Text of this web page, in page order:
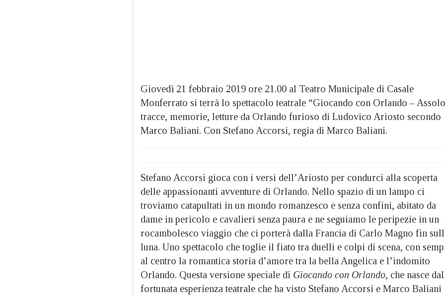
Giovedì 21 febbraio 2019 ore 21.00 al Teatro Municipale di Casale
Monferrato si terrà lo spettacolo teatrale “Giocando con Orlando –
tracce, memorie, letture da Orlando furioso di Ludovico Ariosto secondo
Marco Baliani. Con Stefano Accorsi, regia di Marco Baliani.
Stefano Accorsi gioca con i versi dell’Ariosto per condurci alla scoperta
delle appassionanti avventure di Orlando. Nello spazio di un lampo ci
troviamo catapultati in un mondo romanzesco e senza confini, abitato da
dame in pericolo e cavalieri senza paura e ne seguiamo le peripezie in un
rocambolesco viaggio che ci porterà dalla Francia di Carlo Magno fin
luna. Uno spettacolo che toglie il fiato tra duelli e colpi di scena, con
al centro la romantica storia d’amore tra la bella Angelica e l’indomito
Orlando. Questa versione speciale di Giocando con Orlando, che nasce
fortunata esperienza teatrale che ha visto Stefano Accorsi e Marco Baliani